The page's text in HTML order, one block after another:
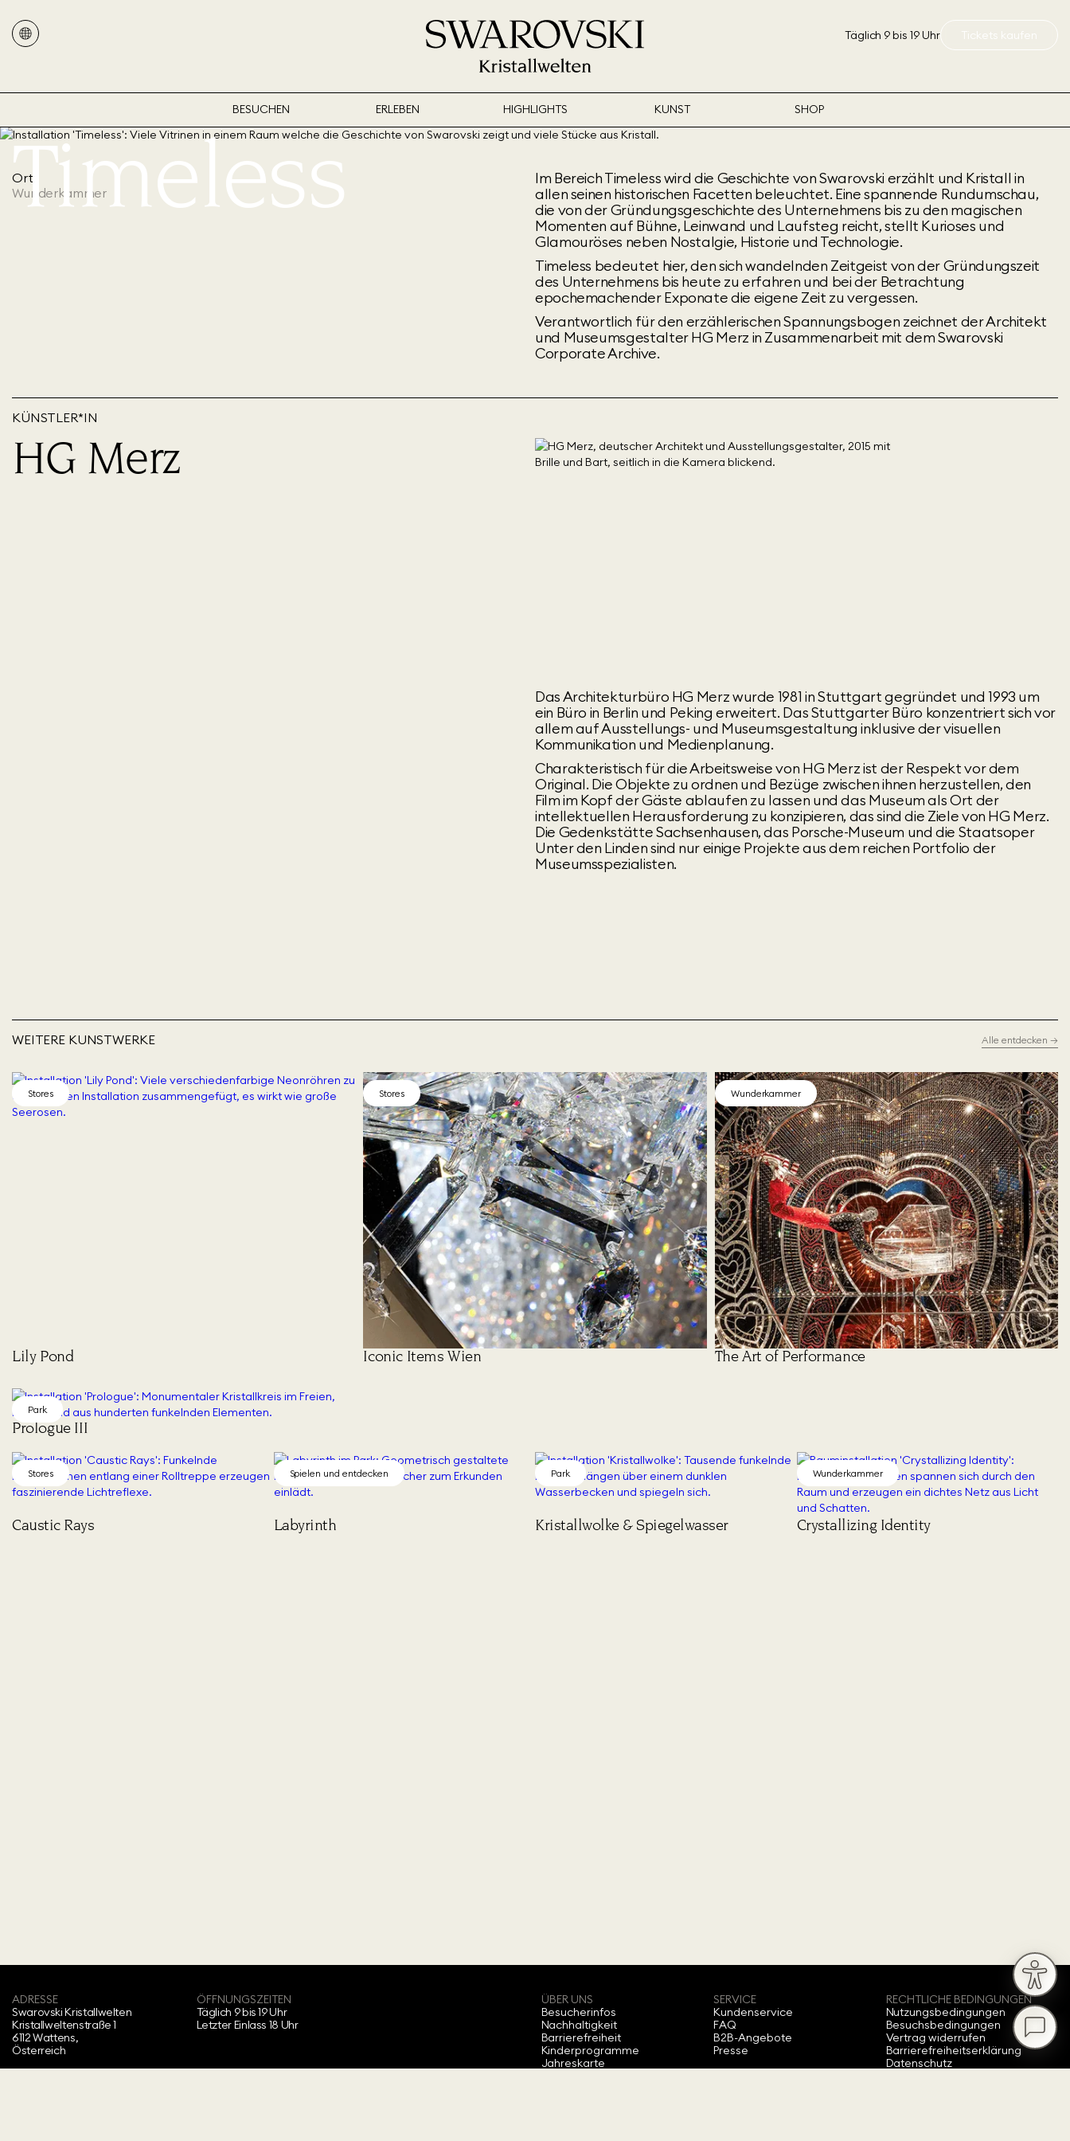
Täglich 9 bis 19 Uhr Tickets kaufen
BESUCHEN ERLEBEN HIGHLIGHTS KUNST SHOP
Timeless
Ort
Wunderkammer
Im Bereich Timeless wird die Geschichte von Swarovski erzählt und Kristall in
allen seinen historischen Facetten beleuchtet. Eine spannende Rundumschau,
die von der Gründungsgeschichte des Unternehmens bis zu den magischen
Momenten auf Bühne, Leinwand und Laufsteg reicht, stellt Kurioses und
Glamouröses neben Nostalgie, Historie und Technologie.
Timeless bedeutet hier, den sich wandelnden Zeitgeist von der Gründungszeit
des Unternehmens bis heute zu erfahren und bei der Betrachtung
epochemachender Exponate die eigene Zeit zu vergessen.
Verantwortlich für den erzählerischen Spannungsbogen zeichnet der Architekt
und Museumsgestalter HG Merz in Zusammenarbeit mit dem Swarovski
Corporate Archive.
KÜNSTLER*IN
HG Merz
Das Architekturbüro HG Merz wurde 1981 in Stuttgart gegründet und 1993 um
ein Büro in Berlin und Peking erweitert. Das Stuttgarter Büro konzentriert sich vor
allem auf Ausstellungs- und Museumsgestaltung inklusive der visuellen
Kommunikation und Medienplanung.
Charakteristisch für die Arbeitsweise von HG Merz ist der Respekt vor dem
Original. Die Objekte zu ordnen und Bezüge zwischen ihnen herzustellen, den
Film im Kopf der Gäste ablaufen zu lassen und das Museum als Ort der
intellektuellen Herausforderung zu konzipieren, das sind die Ziele von HG Merz.
Die Gedenkstätte Sachsenhausen, das Porsche-Museum und die Staatsoper
Unter den Linden sind nur einige Projekte aus dem reichen Portfolio der
Museumsspezialisten.
WEITERE KUNSTWERKE Alle entdecken →
Stores
Lily Pond
Stores
Iconic Items Wien
Wunderkammer
The Art of Performance
Park
Prologue III
Stores
Caustic Rays
Spielen und entdecken
Labyrinth
Park
Kristallwolke & Spiegelwasser
Wunderkammer
Crystallizing Identity
ADRESSE
Swarovski Kristallwelten‍
Kristallweltenstraße 1
6112 Wattens,
Österreich
ÖFFNUNGSZEITEN
Täglich 9 bis 19 Uhr
Letzter Einlass 18 Uhr
ÜBER UNS
Besucherinfos
Nachhaltigkeit
Barrierefreiheit
Kinderprogramme
Jahreskarte
SERVICE
Kundenservice
FAQ
B2B-Angebote
Presse
RECHTLICHE BEDINGUNGEN
Nutzungsbedingungen
Besuchsbedingungen
Vertrag widerrufen
Barrierefreiheitserklärung
Datenschutz